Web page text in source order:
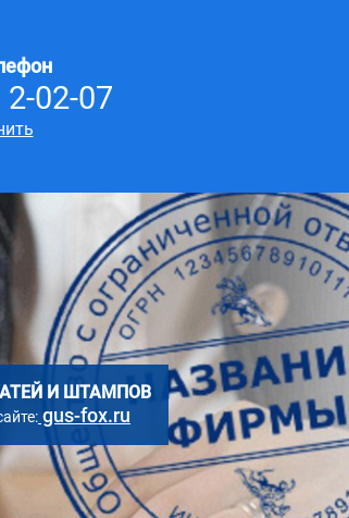
02-07
И ШТАМПОВ
gus-fox.ru